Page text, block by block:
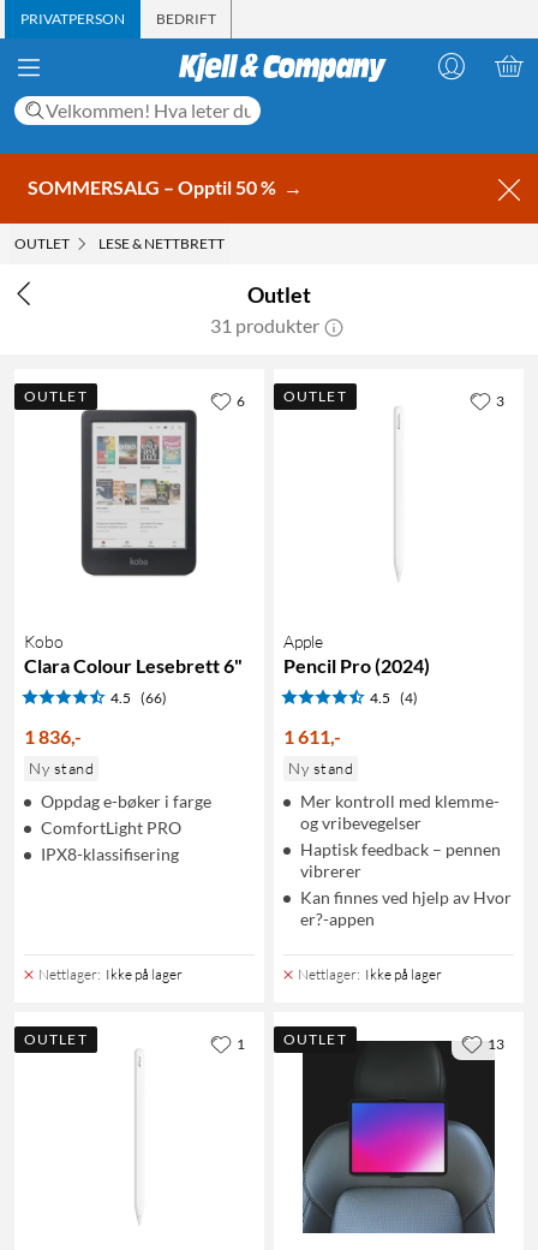
PRIVATPERSON BEDRIFT
SOMMERSALG – Opptil 50 % →
OUTLET LESE & NETTBRETT
Outlet
31 produkter
OUTLET
Kobo
Clara Colour Lesebrett 6"
4.5 (66)
1 836,-
Ny stand
Oppdag e-bøker i farge
ComfortLight PRO
IPX8-klassifisering
Nettlager: Ikke på lager
6 OUTLET
Apple
Pencil Pro (2024)
4.5 (4)
1 611,-
Ny stand
Mer kontroll med klemme-
og vribevegelser
Haptisk feedback – pennen
vibrerer
Kan finnes ved hjelp av Hvor
er?-appen
Nettlager: Ikke på lager
3
OUTLET 1 OUTLET 13